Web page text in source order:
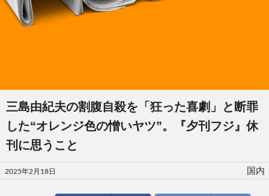
三島由紀夫の割腹自殺を「狂った喜劇」と断罪
した“オレンジ色の憎いヤツ”。『夕刊フジ』休
刊に思うこと
投
稿
2025年2月18日 国内